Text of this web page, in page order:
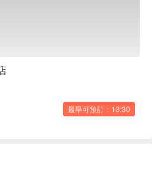
最早可預訂：13:30